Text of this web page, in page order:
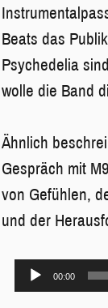
Beats das
Psychedelia
wolle die Band
Ähnlich
Gespräch mit
von Gefühlen,
und der
Audio-
Player
00:00